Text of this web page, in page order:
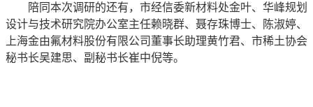
陪同本次调研的还有，市经信委新材料处金叶、华峰规划
设计与技术研究院办公室主任赖晓群、聂存珠博士、陈淑婷、
上海金由氟材料股份有限公司董事长助理黄竹君、市稀土协会
秘书长吴建思、副秘书长崔中倪等。